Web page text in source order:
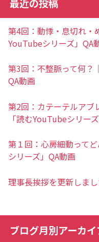
第4回：動悸・息切れ・
YouTubeシリーズ」QA
第3回：不整脈って何？
QA動画
第2回：カテーテルアブ
「読むYouTubeシリー
第１回：心房細動って
シリーズ」QA動画
理事長挨拶を更新しまし
ブログ月別アーカ